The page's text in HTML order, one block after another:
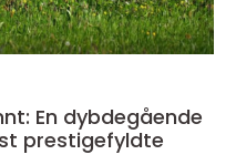
En dybdegående
prestigefyldte